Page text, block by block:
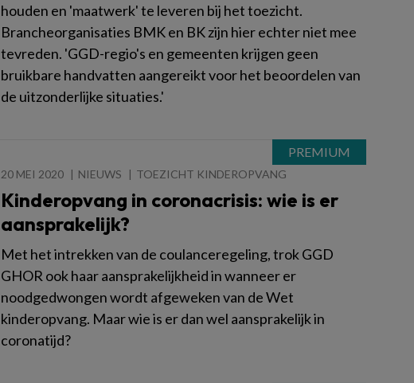
houden en 'maatwerk' te leveren bij het toezicht.
Brancheorganisaties BMK en BK zijn hier echter niet mee
tevreden. 'GGD-regio's en gemeenten krijgen geen
bruikbare handvatten aangereikt voor het beoordelen van
de uitzonderlijke situaties.'
20 MEI 2020 NIEUWS TOEZICHT KINDEROPVANG
Kinderopvang in coronacrisis: wie is er
aansprakelijk?
Met het intrekken van de coulanceregeling, trok GGD
GHOR ook haar aansprakelijkheid in wanneer er
noodgedwongen wordt afgeweken van de Wet
kinderopvang. Maar wie is er dan wel aansprakelijk in
coronatijd?